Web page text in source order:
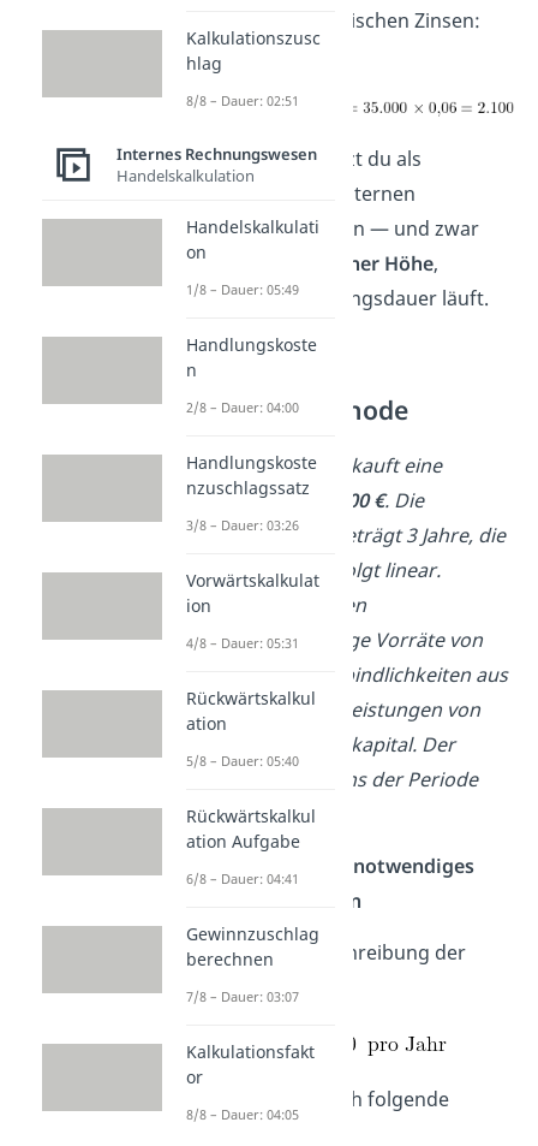
nun die kalkulatorischen Zinsen:
Diesen Betrag setzt du als
Kostenart in der internen
Kostenrechnung an — und zwar
jedes Jahr in gleicher Höhe,
solange die Nutzungsdauer läuft.
➡️Beispiel —
Restwertmethode
Ein Unternehmen kauft eine
Maschine für 90.000 €. Die
Nutzungsdauer beträgt 3 Jahre, die
Abschreibung erfolgt linear.
Zusätzlich bestehen
betriebsnotwendige Vorräte von
sowie Verbindlichkeiten aus
Lieferungen und Leistungen von
als Abzugskapital. Der
relevante Marktzins der Periode
beträgt8 %.
Schritt 1: Betriebsnotwendiges
Kapital bestimmen
Die jährliche Abschreibung der
Maschine beträgt:
Damit ergeben sich folgende
Kalkulationszusc
hlag
8/8 – Dauer: 02:51
Internes Rechnungswesen
Handelskalkulation
Handelskalkulati
on
1/8 – Dauer: 05:49
Handlungskoste
n
2/8 – Dauer: 04:00
Handlungskoste
nzuschlagssatz
3/8 – Dauer: 03:26
Vorwärtskalkulat
ion
4/8 – Dauer: 05:31
Rückwärtskalkul
ation
5/8 – Dauer: 05:40
Rückwärtskalkul
ation Aufgabe
6/8 – Dauer: 04:41
Gewinnzuschlag
berechnen
7/8 – Dauer: 03:07
Kalkulationsfakt
or
8/8 – Dauer: 04:05